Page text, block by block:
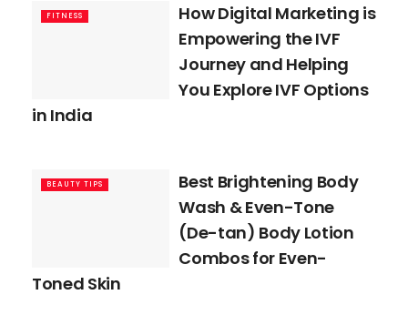
FITNESS
How Digital Marketing is
Empowering the IVF
Journey and Helping
You Explore IVF Options
in India
BEAUTY TIPS
Best Brightening Body
Wash & Even-Tone
(De-tan) Body Lotion
Combos for Even-
Toned Skin